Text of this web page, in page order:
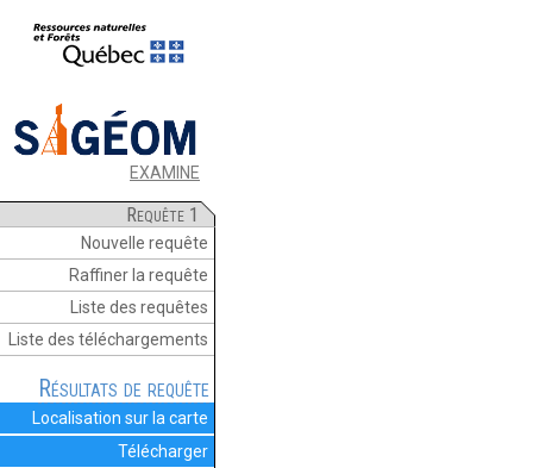
EXAMINE
Requête 1
Nouvelle requête
Raffiner la requête
Liste des requêtes
Liste des téléchargements
Résultats de requête
Localisation sur la carte
Télécharger